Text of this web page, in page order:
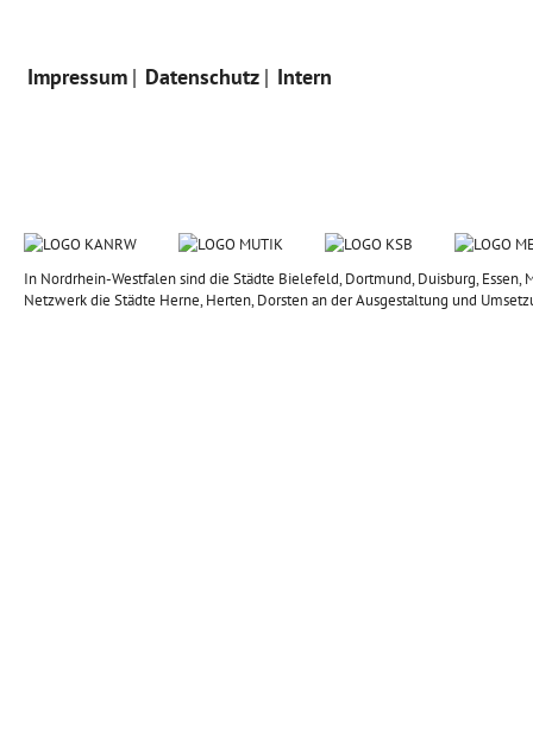
Impressum Datenschutz Intern
In Nordrhein-Westfalen sind die Städte Bielefeld, Dortmund, Duisburg,
Netzwerk die Städte Herne, Herten, Dorsten an der Ausgestaltung und